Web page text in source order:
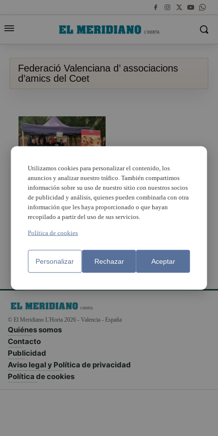
Federació Valenciana d’ associacions
d’amics del Coet
L’Associació d’amics i
amigues de la Cordà
d’Alaquàs participa en
el I Aplec de Foc y
Pólvora
© El Meridiano L'Horta 2026 - Valencia - España
Quiénes somos
Contacto
Publicidad
Aviso legal y Política de privacidad
Política de cookies
Utilizamos cookies para personalizar el contenido, los
anuncios y analizar nuestro tráfico. También compartimos
información sobre su uso de nuestro sitio con nuestros socios
de publicidad y análisis, quienes pueden combinarla con otra
información que les haya proporcionado o que hayan
recopilado a partir del uso de sus servicios.
Política de cookies
Personalizar Rechazar Aceptar